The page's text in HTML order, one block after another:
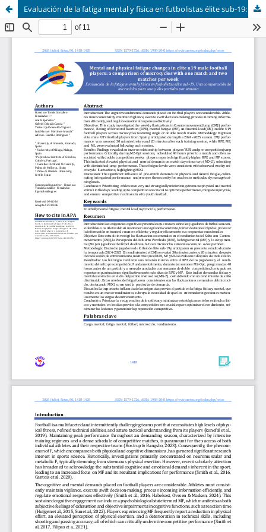
Evaluación de la fatiga mental y física en futbolistas élite sub-19: Una comparación de microciclos para uno y dos partidos por semana